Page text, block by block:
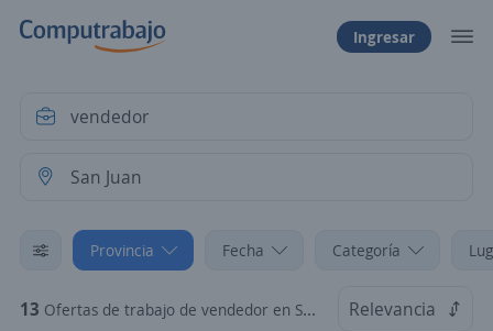
Ingresar
Provincia Fecha Categoría
13 Ofertas de trabajo de vendedor en San Juan Relevancia